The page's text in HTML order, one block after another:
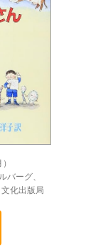
ーグ、
化出版局